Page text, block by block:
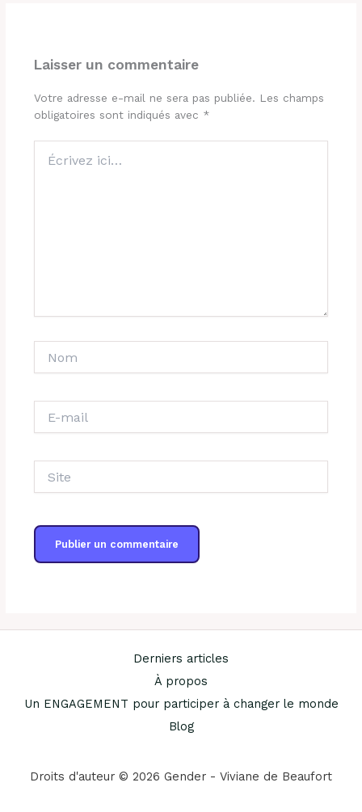
Laisser un commentaire
Votre adresse e-mail ne sera pas publiée. Les champs
obligatoires sont indiqués avec *
ici…
mail
Derniers articles
À propos
Un ENGAGEMENT pour participer à changer le monde
Blog
Droits d'auteur © 2026 Gender - Viviane de Beaufort